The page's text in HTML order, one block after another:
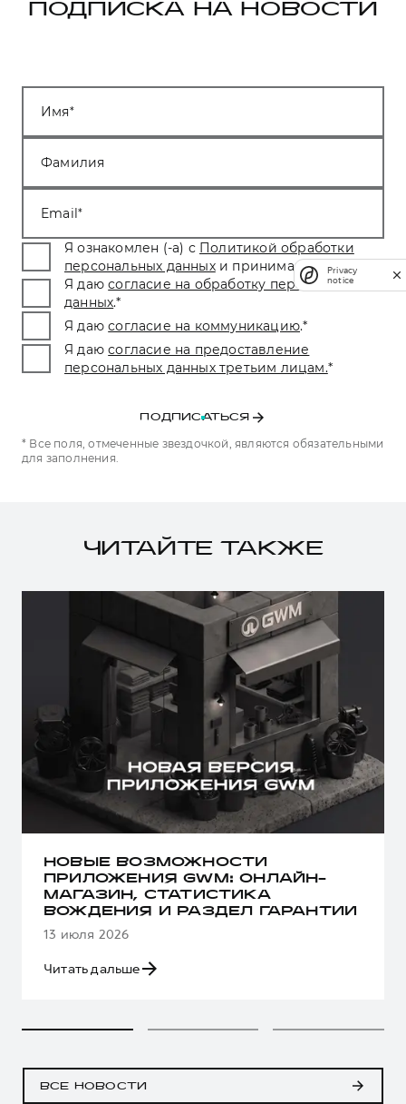
ПОДПИСКА НА НОВОСТИ
Имя
Фамилия
Email
Я ознакомлен (-а) с Политикой обработки
персональных данных и принимаю условия.
Я даю согласие на обработку персональных
данных.*
Я даю согласие на коммуникацию.*
Я даю согласие на предоставление
персональных данных третьим лицам.*
ПОДПИСАТЬСЯ
* Все поля, отмеченные звездочкой, являются обязательными
для заполнения.
ЧИТАЙТЕ ТАКЖЕ
НОВЫЕ ВОЗМОЖНОСТИ
ПРИЛОЖЕНИЯ GWM: ОНЛАЙН-
МАГАЗИН, СТАТИСТИКА
ВОЖДЕНИЯ И РАЗДЕЛ ГАРАНТИИ
13 июля 2026
Читать дальше
ВСЕ НОВОСТИ
Privacy
notice